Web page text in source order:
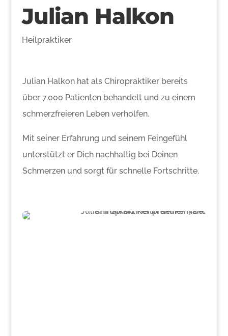
Julian Halkon
Heilpraktiker
Julian Halkon hat als Chiropraktiker bereits
über 7.000 Patienten behandelt und zu einem
schmerzfreieren Leben verholfen.
Mit seiner Erfahrung und seinem Feingefühl
unterstützt er Dich nachhaltig bei Deinen
Schmerzen und sorgt für schnelle Fortschritte.